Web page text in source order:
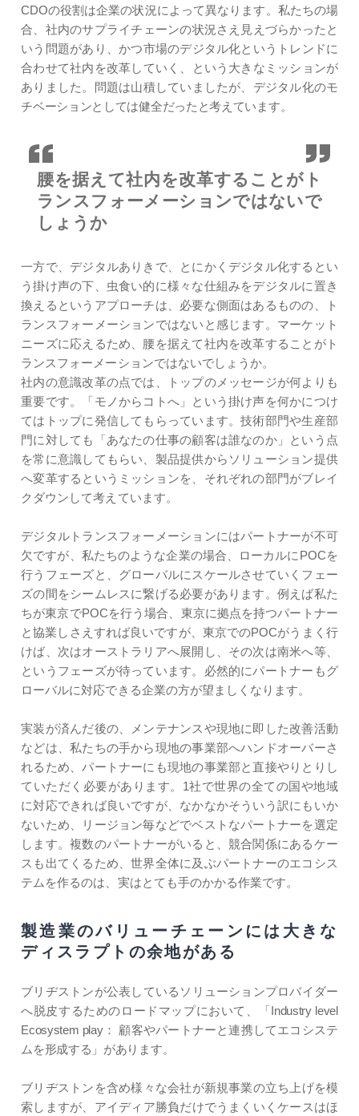
CDOの役割は企業の状況によって異なります。私たちの場
合、社内のサプライチェーンの状況さえ見えづらかったと
いう問題があり、かつ市場のデジタル化というトレンドに
合わせて社内を改革していく、という大きなミッションが
ありました。問題は山積していましたが、デジタル化のモ
チベーションとしては健全だったと考えています。
腰を据えて社内を改革することが ト
ランスフォーメーションではないで
しょうか
一方で、デジタルありきで、とにかくデジタル化するとい
う掛け声の下、虫食い的に様々な仕組みをデジタルに置き
換えるというアプローチは、必要な側面はあるものの、ト
ランスフォーメーションではないと感じます。マーケット
ニーズに応えるため、腰を据えて社内を改革することがト
ランスフォーメーションではないでしょうか。
社内の意識改革の点では、トップのメッセージが何よりも
重要です。「モノからコトへ」という掛け声を何かにつけ
てはトップに発信してもらっています。技術部門や生産部
門に対しても「あなたの仕事の顧客は誰なのか」という点
を常に意識してもらい、製品提供からソリューション提供
へ変革するというミッションを、それぞれの部門がブレイ
クダウンして考えています。
デジタルトランスフォーメーションにはパートナーが不可
欠ですが、私たちのような企業の場合、ローカルにPOCを
行うフェーズと、グローバルにスケールさせていくフェー
ズの間をシームレスに繋げる必要があります。例えば私た
ちが東京でPOCを行う場合、東京に拠点を持つパートナー
と協業しさえすれば良いですが、東京でのPOCがうまく行
けば、次はオーストラリアへ展開し、その次は南米へ等、
というフェーズが待っています。必然的にパートナーもグ
ローバルに対応できる企業の方が望ましくなります。
実装が済んだ後の、メンテナンスや現地に即した改善活動
などは、私たちの手から現地の事業部へハンドオーバーさ
れるため、パートナーにも現地の事業部と直接やりとりし
ていただく必要があります。1社で世界の全ての国や地域
に対応できれば良いですが、なかなかそういう訳にもいか
ないため、リージョン毎などでベストなパートナーを選定
します。複数のパートナーがいると、競合関係にあるケー
スも出てくるため、世界全体に及ぶパートナーのエコシス
テムを作るのは、実はとても手のかかる作業です。
製造業のバリューチェーンには 大きな
ディスラプトの余地がある
ブリヂストンが公表しているソリューションプロバイダー
へ脱皮するためのロードマップにおいて、「Industry level
Ecosystem play： 顧客やパートナーと連携してエコシステ
ムを形成する」があります。
ブリヂストンを含め様々な会社が新規事業の立ち上げを模
索しますが、アイディア勝負だけでうまくいくケースはほ